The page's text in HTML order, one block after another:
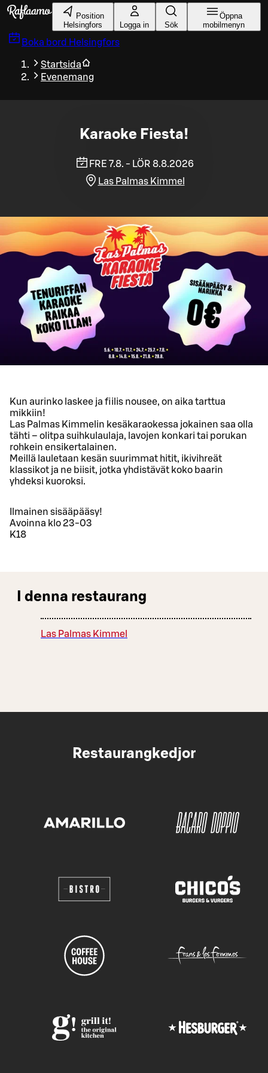
Gå till huvudinnehållet
Position
Helsingfors
Logga in Sök
Öppna
mobilmenyn
Boka bord Helsingfors
Startsida
Evenemang
Karaoke Fiesta!
FRE 7.8. - LÖR 8.8.2026
Las Palmas Kimmel
Kun aurinko laskee ja fiilis nousee, on aika tarttua
mikkiin!
Las Palmas Kimmelin kesäkaraokessa jokainen saa olla
tähti – olitpa suihkulaulaja, lavojen konkari tai porukan
rohkein ensikertalainen.
Meillä lauletaan kesän suurimmat hitit, ikivihreät
klassikot ja ne biisit, jotka yhdistävät koko baarin
yhdeksi kuoroksi.
Ilmainen sisääpääsy!
Avoinna klo 23-03
K18
I denna restaurang
Las Palmas Kimmel
Restaurangkedjor